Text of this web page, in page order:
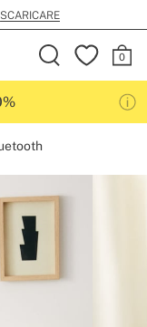
SCARICARE